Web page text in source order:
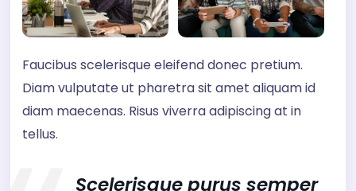
Faucibus scelerisque eleifend donec pretium.
Diam vulputate ut pharetra sit amet aliquam id
diam maecenas. Risus viverra adipiscing at in
tellus.
Scelerisque purus semper